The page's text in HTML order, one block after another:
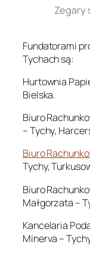
Zegary
Fundatorami
Tychach są:
Hurtownia
Bielska.
Biuro
– Tychy,
Biuro
Tychy,
Biuro
Małgorzata –
Kancelaria
Minerva –